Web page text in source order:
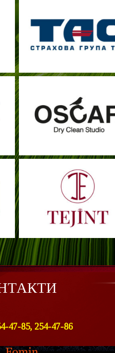
47-85, 254-47-86